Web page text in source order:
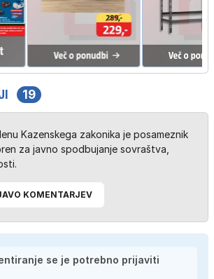
19
Kazenskega zakonika je posameznik
za javno spodbujanje sovraštva,
KOMENTARJEV